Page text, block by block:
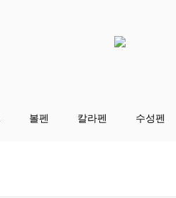
볼펜 칼라펜 수성펜